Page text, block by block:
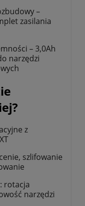
–
zasilania
– 3,0Ah
narzędzi
z
szlifowanie
rotacja
narzędzi